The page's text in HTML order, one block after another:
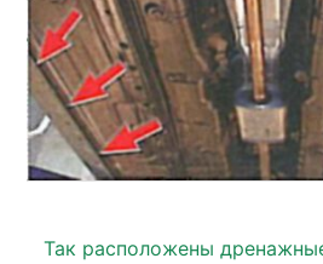
Так расположены